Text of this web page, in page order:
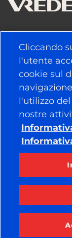
PNEUMATICI
POLITICA
AZIENDA
RESTA
Cliccando
l'utente
cookie sul
l'utilizzo
nostre